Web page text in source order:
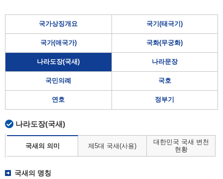
국가상징개요 국기(태극기)
국가(애국가) 국화(무궁화)
나라도장(국새) 나라문장
국민의례 국호
연호 정부기
나라도장(국새)
국새의 의미 제5대 국새(사용)
대한민국 국새 변천
현황
국새의 명칭